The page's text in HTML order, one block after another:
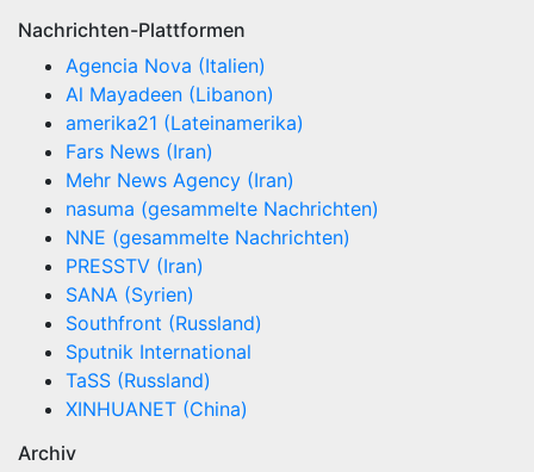
Nachrichten-Plattformen
Agencia Nova (Italien)
Al Mayadeen (Libanon)
amerika21 (Lateinamerika)
Fars News (Iran)
Mehr News Agency (Iran)
nasuma (gesammelte Nachrichten)
NNE (gesammelte Nachrichten)
PRESSTV (Iran)
SANA (Syrien)
Southfront (Russland)
Sputnik International
TaSS (Russland)
XINHUANET (China)
Archiv